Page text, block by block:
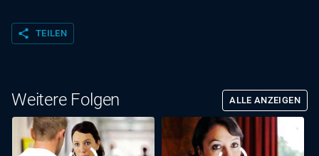
share TEILEN
Weitere Folgen ALLE ANZEIGEN